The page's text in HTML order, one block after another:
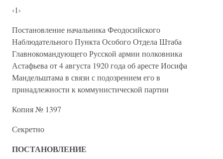
‹1›
Постановление начальника Феодосийского
Наблюдательного Пункта Особого Отдела Штаба
Главнокомандующего Русской армии полковника
Астафьева от 4 августа 1920 года об аресте Иосифа
Мандельштама в связи с подозрением его в
принадлежности к коммунистической партии
Копия № 1397
Секретно
ПОСТАНОВЛЕНИЕ